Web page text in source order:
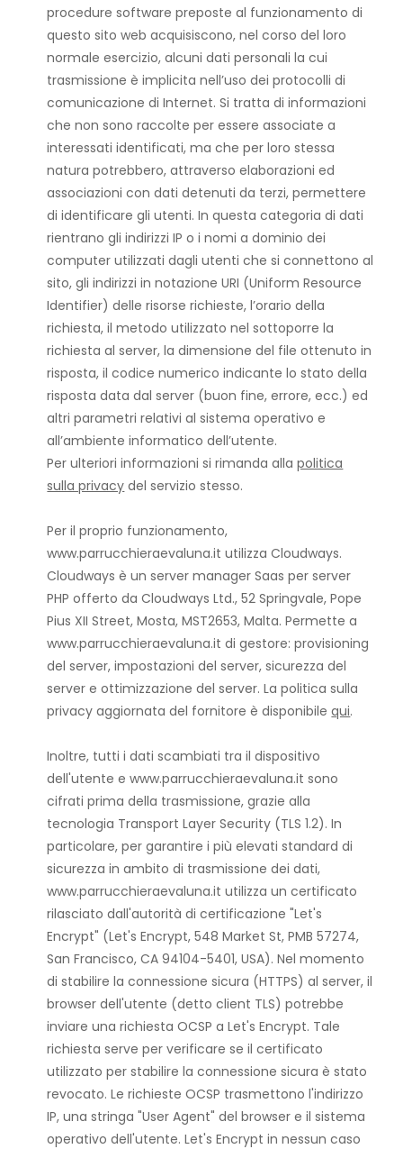
procedure software preposte al funzionamento di
questo sito web acquisiscono, nel corso del loro
normale esercizio, alcuni dati personali la cui
trasmissione è implicita nell’uso dei protocolli di
comunicazione di Internet. Si tratta di informazioni
che non sono raccolte per essere associate a
interessati identificati, ma che per loro stessa
natura potrebbero, attraverso elaborazioni ed
associazioni con dati detenuti da terzi, permettere
di identificare gli utenti. In questa categoria di dati
rientrano gli indirizzi IP o i nomi a dominio dei
computer utilizzati dagli utenti che si connettono al
sito, gli indirizzi in notazione URI (Uniform Resource
Identifier) delle risorse richieste, l’orario della
richiesta, il metodo utilizzato nel sottoporre la
richiesta al server, la dimensione del file ottenuto in
risposta, il codice numerico indicante lo stato della
risposta data dal server (buon fine, errore, ecc.) ed
altri parametri relativi al sistema operativo e
all’ambiente informatico dell’utente.
Per ulteriori informazioni si rimanda allapolitica
sulla privacy del servizio stesso.
Per il proprio funzionamento,
www.parrucchieraevaluna.it utilizza Cloudways.
Cloudways è un server manager Saas per server
PHP offerto da Cloudways Ltd., 52 Springvale, Pope
Pius XII Street, Mosta, MST2653, Malta. Permette a
www.parrucchieraevaluna.it di gestore: provisioning
del server, impostazioni del server, sicurezza del
server e ottimizzazione del server. La politica sulla
privacy aggiornata del fornitore è disponibilequi.
Inoltre, tutti i dati scambiati tra il dispositivo
dell'utente e www.parrucchieraevaluna.it sono
cifrati prima della trasmissione, grazie alla
tecnologia Transport Layer Security (TLS 1.2). In
particolare, per garantire i più elevati standard di
sicurezza in ambito di trasmissione dei dati,
www.parrucchieraevaluna.it utilizza un certificato
rilasciato dall'autorità di certificazione "Let's
Encrypt" (Let's Encrypt, 548 Market St, PMB 57274,
San Francisco, CA 94104-5401, USA). Nel momento
di stabilire la connessione sicura (HTTPS) al server, il
browser dell'utente (detto client TLS) potrebbe
inviare una richiesta OCSP a Let's Encrypt. Tale
richiesta serve per verificare se il certificato
utilizzato per stabilire la connessione sicura è stato
revocato. Le richieste OCSP trasmettono l'indirizzo
IP, una stringa "User Agent" del browser e il sistema
operativo dell'utente. Let's Encrypt in nessun caso